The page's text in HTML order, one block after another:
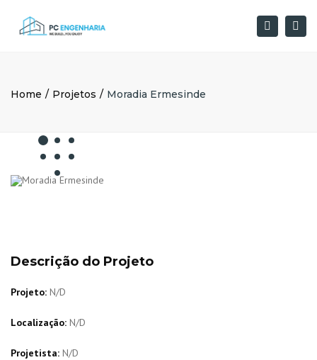
Pesquisar
Home Projetos Moradia Ermesinde
Descrição do Projeto
Projeto: N/D
Localização: N/D
Projetista: N/D